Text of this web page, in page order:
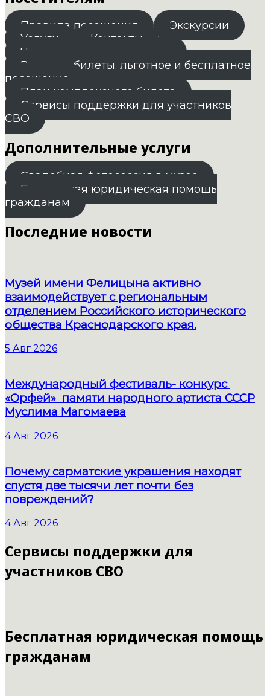
Правила посещения
Экскурсии
Услуги
Контакты
Часто задаваемы вопросы
Входные билеты. льготное и бесплатное
посещение
План комплексного билета
Сервисы поддержки для участников
СВО
Дополнительные услуги
Свадебная фотосессия в музее
Бесплатная юридическая помощь
гражданам
Последние новости
Музей имени Фелицына активно
взаимодействует с региональным
отделением Российского исторического
общества Краснодарского края.
5 Авг 2026
Международный фестиваль- конкурс
«Орфей» памяти народного артиста СССР
Муслима Магомаева
4 Авг 2026
Почему сарматские украшения находят
спустя две тысячи лет почти без
повреждений?
4 Авг 2026
Сервисы поддержки для
участников СВО
Бесплатная юридическая помощь
гражданам